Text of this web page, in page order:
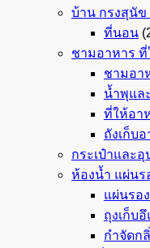
บ้าน กรงสุนั
ที่นอน
ชามอาหาร
ชามอา
น้ำพุแล
ที่ให้อา
ถังเก็บ
กระเป๋าและ
ห้องน้ำ แผ่น
แผ่นรอ
ถุงเก็บ
กำจัดก